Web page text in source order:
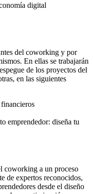
digital
del coworking y por
En ellas se trabajarán
de los proyectos del
en las siguientes
emprendedor: diseña tu
coworking a un proceso
de expertos reconocidos,
desde el diseño